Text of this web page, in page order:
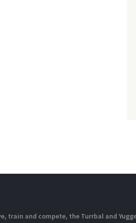
and compete, the Turrbal and